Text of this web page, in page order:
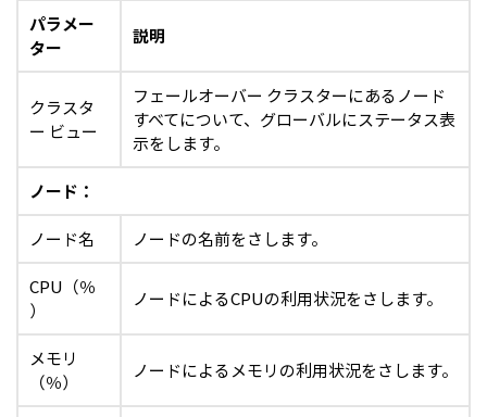
パラメー
ター
説明
クラスタ
ー ビュー
フェールオーバー クラスターにあるノード
すべてについて、グローバルにステータス表
示をします。
ノード：
ノード名
ノードの名前をさします。
CPU（％
）
ノードによるCPUの利用状況をさします。
メモリ
（％）
ノードによるメモリの利用状況をさします。